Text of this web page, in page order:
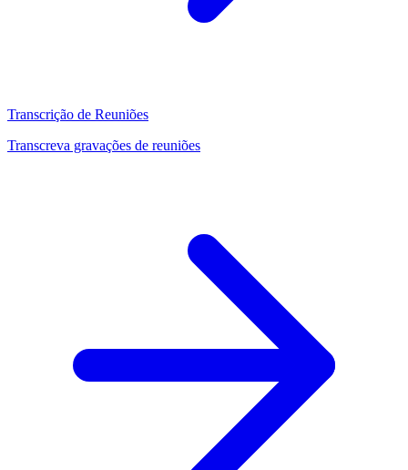
Transcrição de Reuniões
Transcreva gravações de reuniões